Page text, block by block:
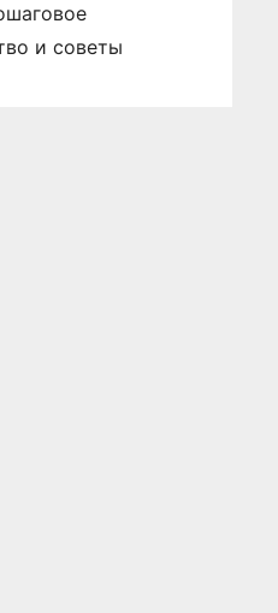
и советы